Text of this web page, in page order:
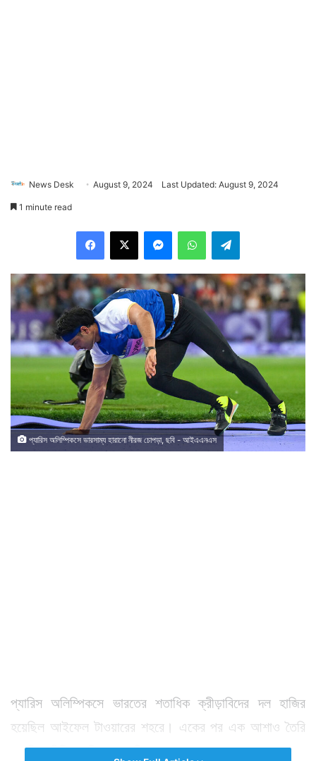
News Desk August 9, 2024 Last Updated: August 9, 2024
1 minute read
প্যারিস অলিম্পিকসে ভারসাম্য হারানো নীরজ চোপড়া, ছবি - আইএএনএস
প্যারিস অলিম্পিকসে ভারতের শতাধিক ক্রীড়াবিদের দল হাজির
হয়েছিল আইফেল টাওয়ারের শহরে। একের পর এক আশাও তৈরি
হয়েছিল বিভিন্ন বিভাগে। কিন্তু শেষে সোনার পদক কেন রূপোর